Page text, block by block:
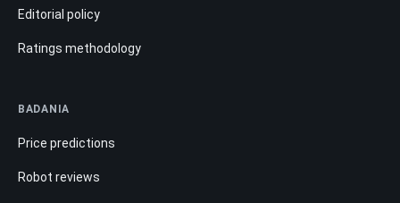
Editorial policy
Ratings methodology
BADANIA
Price predictions
Robot reviews